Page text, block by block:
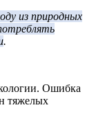
из природных
.
Ошибка
тяжелых